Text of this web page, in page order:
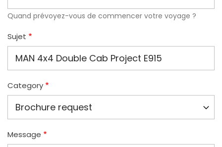
Quand prévoyez-vous de commencer votre voyage ?
Sujet
Category
Message